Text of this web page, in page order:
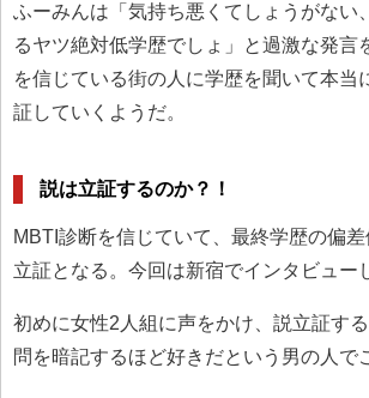
ふーみんは「気持ち悪くてしょうがない
るヤツ絶対低学歴でしょ」と過激な発言
を信じている街の人に学歴を聞いて本当
証していくようだ。
説は立証するのか？！
MBTI診断を信じていて、最終学歴の偏
立証となる。今回は新宿でインタビュー
初めに女性2人組に声をかけ、説立証す
問を暗記するほど好きだという男の人で